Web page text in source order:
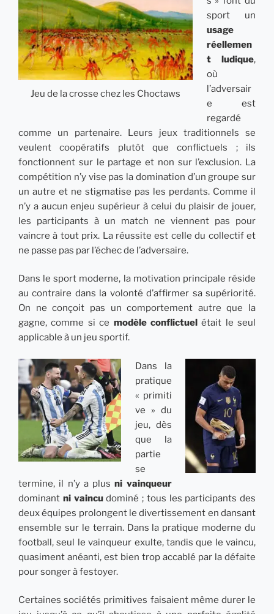
Jeu de la crosse chez les Choctaws
sport un
usage
réellemen
t ludique,
où
l’adversair
e est
regardé
comme un partenaire. Leurs jeux traditionnels se
veulent coopératifs plutôt que conflictuels ; ils
fonctionnent sur le partage et non sur l’exclusion. La
compétition n’y vise pas la domination d’un groupe sur
un autre et ne stigmatise pas les perdants. Comme il
n’y a aucun enjeu supérieur à celui du plaisir de jouer,
les participants à un match ne viennent pas pour
vaincre à tout prix. La réussite est celle du collectif et
ne passe pas par l’échec de l’adversaire.
Dans le sport moderne, la motivation principale réside
au contraire dans la volonté d’affirmer sa supériorité.
On ne conçoit pas un comportement autre que la
gagne, comme si ce modèle conflictuelétait le seul
applicable à un jeu sportif.
Dans la
pratique
« primiti
ve » du
jeu, dès
que la
partie
se
termine, il n’y a plusni vainqueur
dominant ni vaincudominé ; tous les participants des
deux équipes prolongent le divertissement en dansant
ensemble sur le terrain. Dans la pratique moderne du
football, seul le vainqueur exulte, tandis que le vaincu,
quasiment anéanti, est bien trop accablé par la défaite
pour songer à festoyer.
Certaines sociétés primitives faisaient même durer le